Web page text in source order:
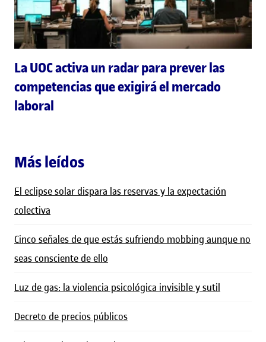
La UOC activa un radar para prever las
competencias que exigirá el mercado
laboral
Más leídos
El eclipse solar dispara las reservas y la expectación
colectiva
Cinco señales de que estás sufriendo mobbing aunque no
seas consciente de ello
Luz de gas: la violencia psicológica invisible y sutil
Decreto de precios públicos